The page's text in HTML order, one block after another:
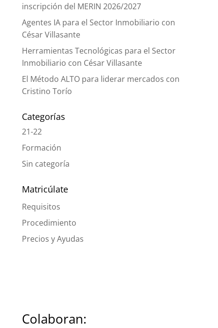
inscripción del MERIN 2026/2027
Agentes IA para el Sector Inmobiliario con
César Villasante
Herramientas Tecnológicas para el Sector
Inmobiliario con César Villasante
El Método ALTO para liderar mercados con
Cristino Torío
Categorías
21-22
Formación
Sin categoría
Matricúlate
Requisitos
Procedimiento
Precios y Ayudas
Colaboran: